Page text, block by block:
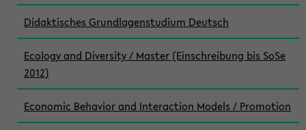
Didaktisches Grundlagenstudium Deutsch
Ecology and Diversity / Master (Einschreibung bis SoSe
2012)
Economic Behavior and Interaction Models / Promotion